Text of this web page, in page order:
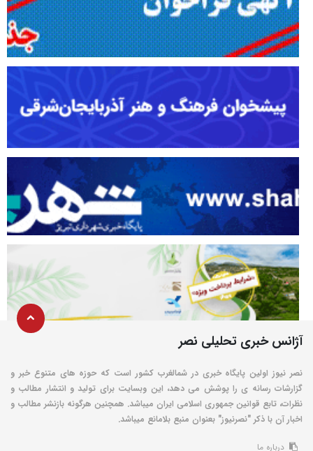
آژانس خبری تحلیلی نصر
نصر نیوز اولین پایگاه خبری در شمالغرب کشور است که حوزه های متنوع خبر و
گزارشات رسانه ی را پوشش می دهد، این وبسایت برای تولید و انتشار مطالب و
نظرات، تابع قوانین جمهوری اسلامی ایران میباشد. همچنین هرگونه بازنشر مطالب و
اخبار آن با ذکر "نصرنیوز" بعنوان منبع بلامانع میباشد.
درباره ما